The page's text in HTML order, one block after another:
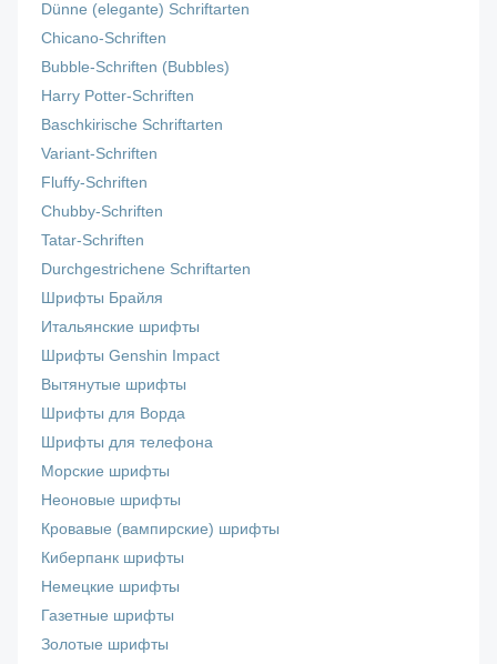
Dünne (elegante) Schriftarten
Chicano-Schriften
Bubble-Schriften (Bubbles)
Harry Potter-Schriften
Baschkirische Schriftarten
Variant-Schriften
Fluffy-Schriften
Chubby-Schriften
Tatar-Schriften
Durchgestrichene Schriftarten
Шрифты Брайля
Итальянские шрифты
Шрифты Genshin Impact
Вытянутые шрифты
Шрифты для Ворда
Шрифты для телефона
Морские шрифты
Неоновые шрифты
Кровавые (вампирские) шрифты
Киберпанк шрифты
Немецкие шрифты
Газетные шрифты
Золотые шрифты